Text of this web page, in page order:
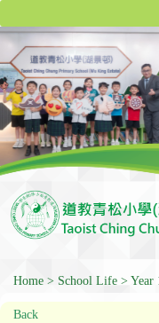
Home School Life Year
Back